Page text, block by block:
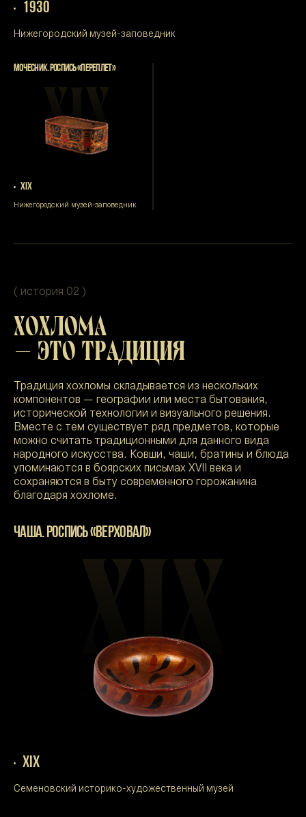
1930
Нижегородский музей-заповедник
МОЧЕСНИК. РОСПИСЬ «ПЕРЕПЛЕТ»
XIX
XIX
Нижегородский музей-заповедник
( история 02 )
ХОХЛОМА
— ЭТО ТРАДИЦИЯ
Традиция хохломы складывается из нескольких
компонентов — географии или места бытования,
исторической технологии и визуального решения.
Вместе с тем существует ряд предметов, которые
можно считать традиционными для данного вида
народного искусства. Ковши, чаши, братины и блюда
упоминаются в боярских письмах XVII века и
сохраняются в быту современного горожанина
благодаря хохломе.
ЧАША. РОСПИСЬ «ВЕРХОВАЛ»XIX
XIX
Семеновский историко-художественный музей